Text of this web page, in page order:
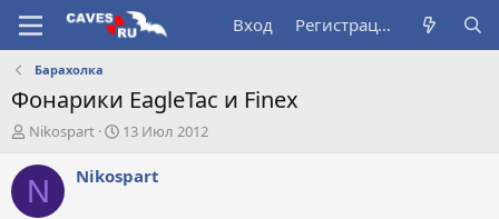
Вход Регистрация
Барахолка
Фонарики EagleTac и Finex
А
т
о
Nikospart
Д
т
а
13 Июл 2012
N Nikospart